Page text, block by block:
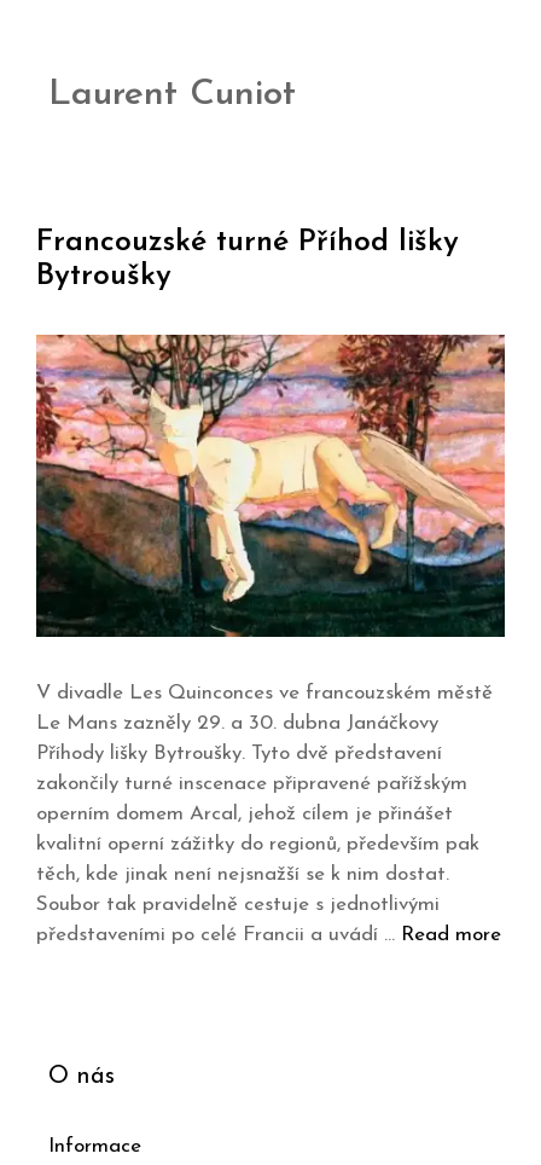
Laurent Cuniot
Francouzské turné Příhod lišky
Bytroušky
V divadle Les Quinconces ve francouzském městě
Le Mans zazněly 29. a 30. dubna Janáčkovy
Příhody lišky Bytroušky. Tyto dvě představení
zakončily turné inscenace připravené pařížským
operním domem Arcal, jehož cílem je přinášet
kvalitní operní zážitky do regionů, především pak
těch, kde jinak není nejsnažší se k nim dostat.
Soubor tak pravidelně cestuje s jednotlivými
představeními po celé Francii a uvádí … Read more
O nás
Informace